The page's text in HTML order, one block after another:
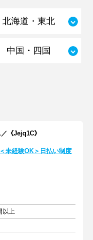
北海道・東北
中国・四国
《Jejq1C》
未経験OK＞日払い制度
以上